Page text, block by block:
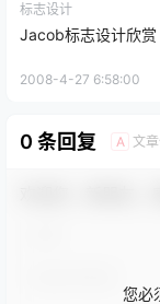
标志设计
Jacob标志设计欣赏
2008-4-27 6:58:00
0 条回复 A 文
您必